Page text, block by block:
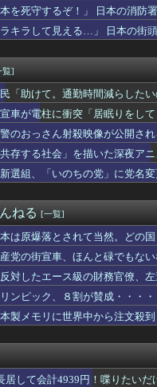
旦那「あーかあちゃん？しばら
お義姉さん凄いです」と言う
た途端、美人な同級生から信
エヴリス）」の秋の魅力。8月7
ーム『マネキンから服を集め
案、創業100年超の第一メリヤ
ッター』25周年記念コレクシ
年7月 「人手不足」倒産 過
時から予約開始！お前らはこ
員の８割が巨乳🫪
ら８１年を迎えたことを受け
し！←「教師たちがいい加減
ジャさん…めちゃくちゃ格好良
性接待やってるんじゃないです
している自覚はあるんだな」と
はなしにして僕らの門出をお祝
車で連れていくのに徒歩で行っ
に入ってくる知らない男の人の
ちゃん、見つかるｗｗｗｗｗｗ
人で終わったシーズンは無い
か卑屈になる
れない」 30代男性 1342万円騙
「カニカマ入れないで💢」
SEEDクライマックス」導入記
を死守するぞ！」 日本の消防
キラして見える…」 日本の街
覧]
民「助けて。通勤時間減らした
車が電柱に衝突「居眠りをし
警のおっさん射殺映像が公開さ
共存する社会」を描いた深夜ア
新選組、「いのちの党」に党名変
ねる [一覧]
は原爆落とされて当然。どの国
産党の街宣車、ほんと碌でもない
反対したエース級の財務官僚、
ンピック、８割が賛成・・・・
本製メモリに世界中から注文殺
居して会計4939円！喋りたいだ